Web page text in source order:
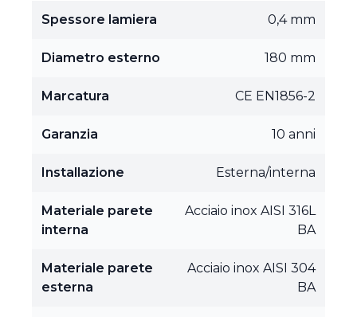
Spessore lamiera 0,4 mm
Diametro esterno 180 mm
Marcatura CE EN1856-2
Garanzia 10 anni
Installazione Esterna/interna
Materiale parete
interna
Acciaio inox AISI 316L
BA
Materiale parete
esterna
Acciaio inox AISI 304
BA